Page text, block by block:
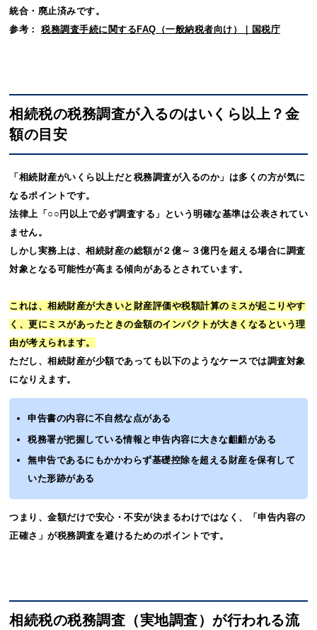
統合・廃止済みです。
参考： 税務調査手続に関するFAQ（一般納税者向け）｜国税庁
相続税の税務調査が入るのはいくら以上？金
額の目安
「相続財産がいくら以上だと税務調査が入るのか」は多くの方が気に
なるポイントです。
法律上「○○円以上で必ず調査する」という明確な基準は公表されてい
ません。
しかし実務上は、相続財産の総額が２億～３億円を超える場合に調査
対象となる可能性が高まる傾向があるとされています。
これは、相続財産が大きいと財産評価や税額計算のミスが起こりやす
く、更にミスがあったときの金額のインパクトが大きくなるという理
由が考えられます。
ただし、相続財産が少額であっても以下のようなケースでは調査対象
になりえます。
申告書の内容に不自然な点がある
税務署が把握している情報と申告内容に大きな齟齬がある
無申告であるにもかかわらず基礎控除を超える財産を保有して
いた形跡がある
つまり、金額だけで安心・不安が決まるわけではなく、「申告内容の
正確さ」が税務調査を避けるためのポイントです。
相続税の税務調査（実地調査）が行われる流